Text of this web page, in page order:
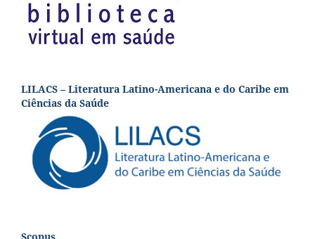
LILACS – Literatura Latino-Americana e do Caribe em
Ciências da Saúde